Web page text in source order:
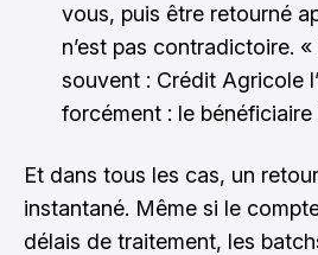
vous, puis être retourné
n’est pas contradictoire.
souvent : Crédit Agricole
forcément : le bénéficiaire
Et dans tous les cas, un
instantané. Même si le
délais de traitement, les